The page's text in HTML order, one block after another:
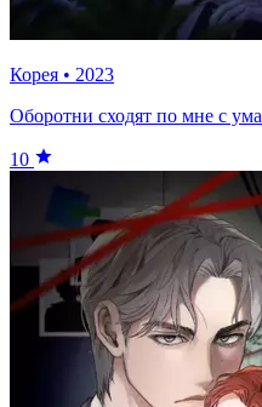
Корея • 2023
Оборотни сходят по мне с ума
10